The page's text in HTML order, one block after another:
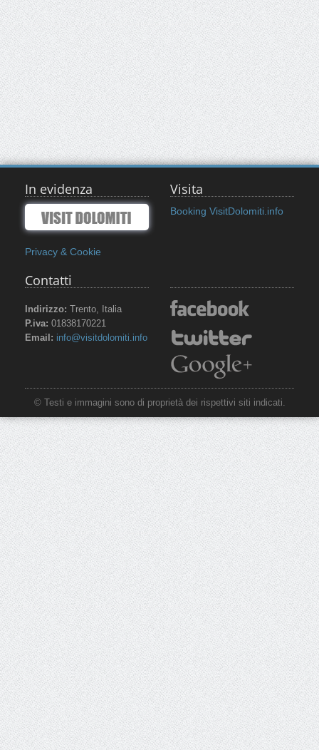
In evidenza
Privacy & Cookie
Visita
Booking VisitDolomiti.info
Contatti
Indirizzo: Trento, Italia
P.iva: 01838170221
Email: info@visitdolomiti.info
© Testi e immagini sono di proprietà dei rispettivi siti indicati.